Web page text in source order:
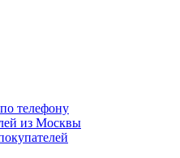
по телефону
из Москвы